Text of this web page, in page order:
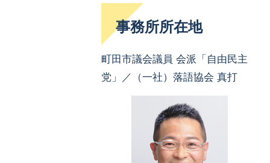
事務所所在地
町田市議会議員 会派「自由民主
党」／（一社）落語協会 真打